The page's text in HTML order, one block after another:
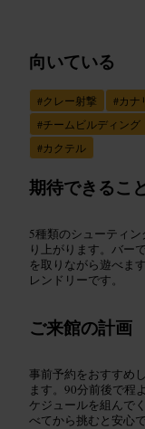
向いている
#クレー射撃 #カナ
#チームビルディング
#カクテル
期待できるこ
5種類のシューティ
り上がります。バー
を取りながら遊べま
レンドリーです。
ご来館の計画
事前予約をおすすめ
ます。90分前後で程
ケジュールを組んで
べてから挑むと安心で